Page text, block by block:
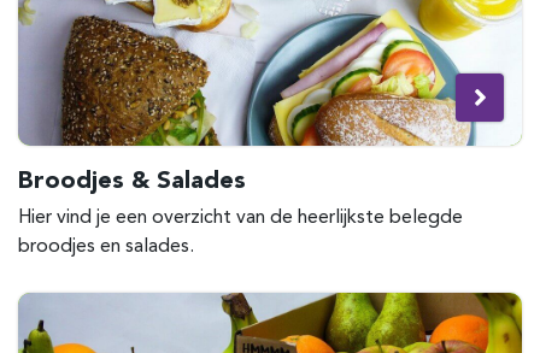
Broodjes & Salades
Hier vind je een overzicht van de heerlijkste belegde
broodjes en salades.